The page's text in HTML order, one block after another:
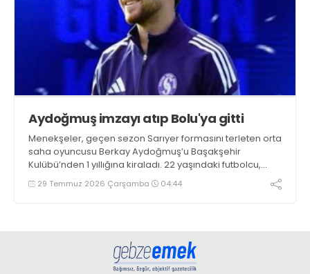
Aydoğmuş imzayı atıp Bolu'ya gitti
Menekşeler, geçen sezon Sarıyer formasını terleten orta
saha oyuncusu Berkay Aydoğmuş’u Başakşehir
Kulübü’nden 1 yıllığına kiraladı. 22 yaşındaki futbolcu,
kendisini Gebzesporlu yapan sözleşmeye imza
atmasının ardından takımın Bolu kampına dahil oldu.
29 Temmuz 2026 Çarşamba 04:44